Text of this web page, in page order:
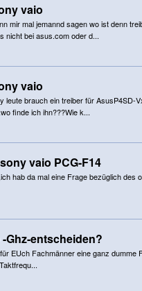
vaio
mir mal jemannd sagen wo ist denn
nicht bei asus.com oder d...
vaio
leute brauch ein treiber für AsusP4SD-
finde ich ihn???Wie k...
vaio PCG-F14
hab da mal eine Frage bezüglich des
Ghz-entscheiden?
EUch Fachmänner eine ganz dumme